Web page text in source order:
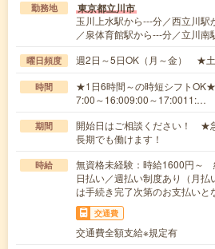
勤務地 東京都立川市
玉川上水駅から---分／西立川
／泉体育館駅から---分／立川南
曜日頻度 週2日～5日OK（月～金） ★
時間
★1日6時間～の時短シフトOK★
7:00～16:009:00～17:0011:…
期間
開始日はご相談ください！ ★
長期でも働けます！
時給
無資格未経験：時給1600円
日払い／週払い制度あり（月
は手続き完了次第のお支払いと
交通費
交通費全額支給※規定有